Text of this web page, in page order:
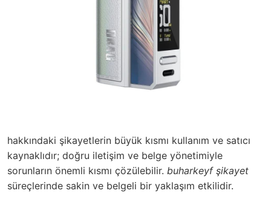
hakkındaki şikayetlerin büyük kısmı kullanım ve satıcı
kaynaklıdır; doğru iletişim ve belge yönetimiyle
sorunların önemli kısmı çözülebilir. buharkeyf şikayet
süreçlerinde sakin ve belgeli bir yaklaşım etkilidir.